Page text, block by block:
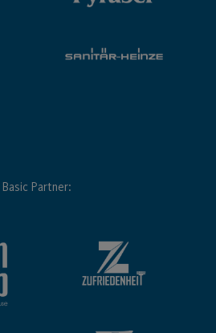
Basic Partner: